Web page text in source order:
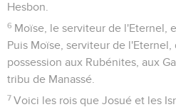
Hesbon.
6 Moïse, le serviteur de l'Eternel,
Puis Moïse, serviteur de l'Eternel,
possession aux Rubénites, aux
tribu de Manassé.
7 Voici les rois que Josué et les